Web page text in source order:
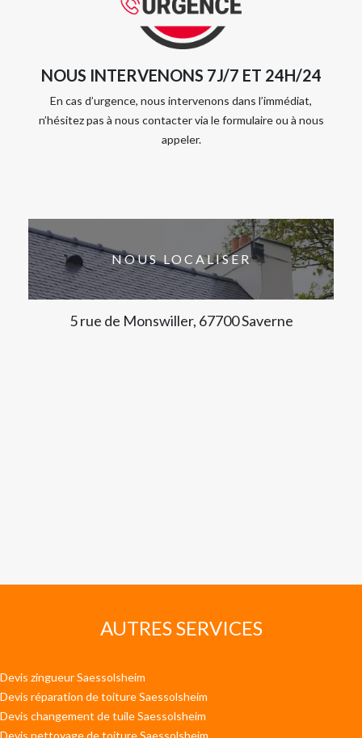
NOUS INTERVENONS 7J/7 ET 24H/24
En cas d’urgence, nous intervenons dans l’immédiat,
n’hésitez pas à nous contacter via le formulaire ou à nous
appeler.
NOUS LOCALISER
5 rue de Monswiller, 67700 Saverne
AUTRES SERVICES
Devis zingueur Saessolsheim
Devis réparation de toiture Saessolsheim
Devis changement de tuile Saessolsheim
Devis nettoyage de toiture Saessolsheim